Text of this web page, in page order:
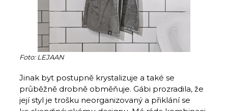
Foto: LEJAAN
Jinak byt postupně krystalizuje a také se
průběžně drobně obměňuje. Gábi prozradila, že
její styl je trošku neorganizovaný a přiklání se